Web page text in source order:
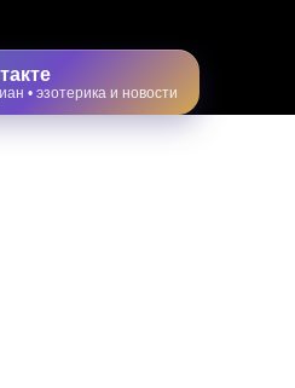
• эзотерика и новости